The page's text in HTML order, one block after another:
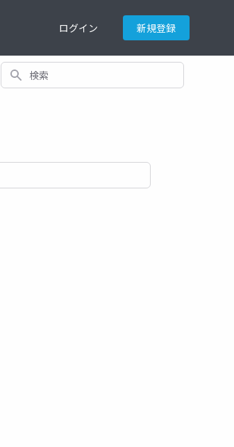
ログイン 新規登録
検索